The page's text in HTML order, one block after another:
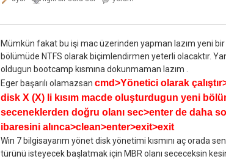
Mümkün fakat bu işi mac üzerinden yapman lazım yeni
bölümüde NTFS olarak biçimlendirmen yeterli olacaktır.
oldugun bootcamp kısmına dokunmaman lazım .
Eger başarılı olamazsan cmd>Yönetici olarak
disk X (X) li kısım macde oluşturdugun yeni
seceneklerden doğru olanı sec>enter de daha
ibaresini alınca>clean>enter>exit>exit
Win 7 bilgisayarım yönet disk yönetimi kısmını aç orada
türünü isteyecek başlatmak için MBR olanı sececeksin